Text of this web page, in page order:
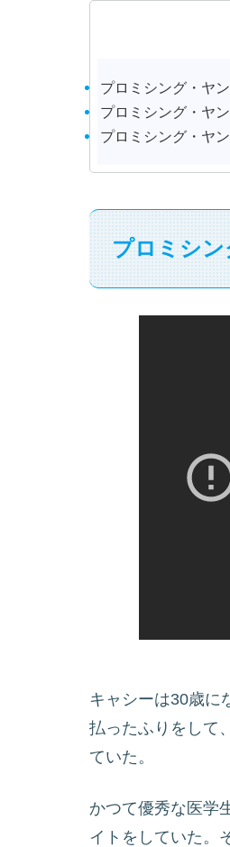
プロミシング・ヤ
プロミシング・ヤ
プロミシング・ヤ
プロミシ
キャシーは30歳に
払ったふりをして
ていた。
かつて優秀な医学
イトをしていた。